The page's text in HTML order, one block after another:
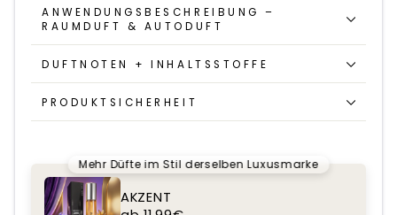
ANWENDUNGSBESCHREIBUNG –
RAUMDUFT & AUTODUFT
DUFTNOTEN + INHALTSSTOFFE
PRODUKTSICHERHEIT
Mehr Düfte im Stil derselben Luxusmarke
AKZENT